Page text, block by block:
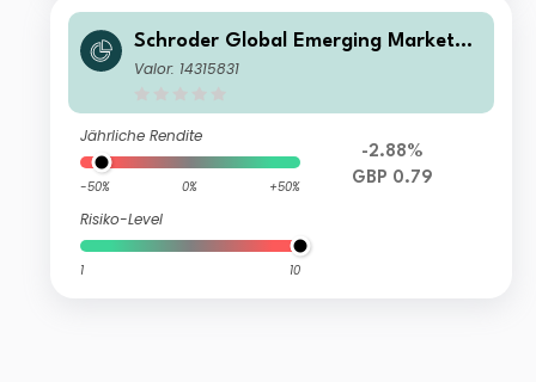
Schroder Global Emerging Markets F
und Q9 Accumulation GBP
Valor: 14315831
Jährliche Rendite
-50% 0% +50%
Risiko-Level
1 10
-2.88%
GBP 0.79